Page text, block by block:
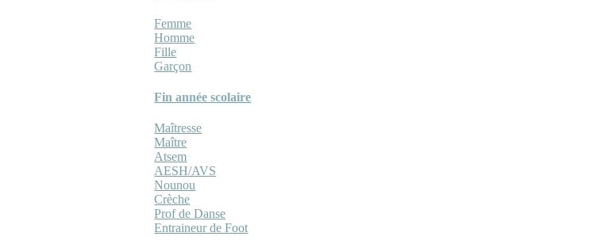
Femme
Homme
Fille
Garçon
Fin année scolaire
Maîtresse
Maître
Atsem
AESH/AVS
Nounou
Crèche
Prof de Danse
Entraineur de Foot